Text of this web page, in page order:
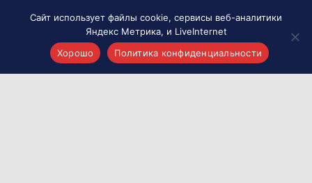
Сайт использует файлы cookie, сервисы веб-аналитики
Яндекс Метрика, и LiveInternet
Хорошо
Политика конфиденциальности